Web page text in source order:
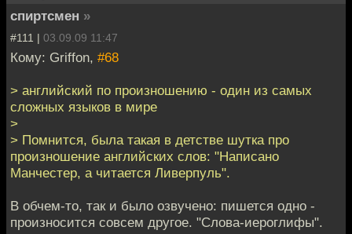
спиртсмен »
#111 | 03.09.09 11:47
Кому: Griffon, #68
> английский по произношению - один из самых
сложных языков в мире
>
> Помнится, была такая в детстве шутка про
произношение английских слов: "Написано
Манчестер, а читается Ливерпуль".
В обчем-то, так и было озвучено: пишется одно -
произносится совсем другое. "Слова-иероглифы".